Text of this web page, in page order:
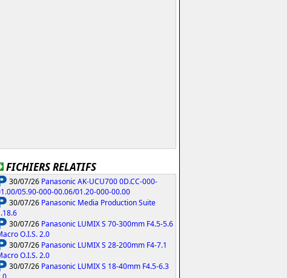
FICHIERS RELATIFS
30/07/26 Panasonic AK-UCU700 0D.CC-000-
05.90-000-00.06/01.20-000-00.00
30/07/26 Panasonic Media Production Suite
30/07/26 Panasonic LUMIX S 70-300mm F4.5-5.6
O.I.S. 2.0
30/07/26 Panasonic LUMIX S 28-200mm F4-7.1
O.I.S. 2.0
30/07/26 Panasonic LUMIX S 18-40mm F4.5-6.3